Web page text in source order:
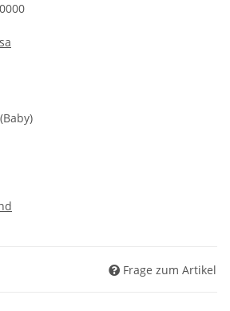
Frage zum Artikel